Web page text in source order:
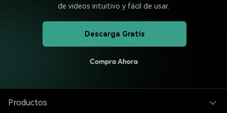
de videos intuitivo y fácil de usar.
Descarga Gratis
Compra Ahora
Productos